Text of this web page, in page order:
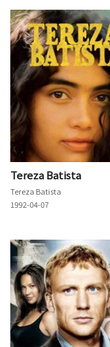
Tereza Batista
Tereza Batista
1992-04-07